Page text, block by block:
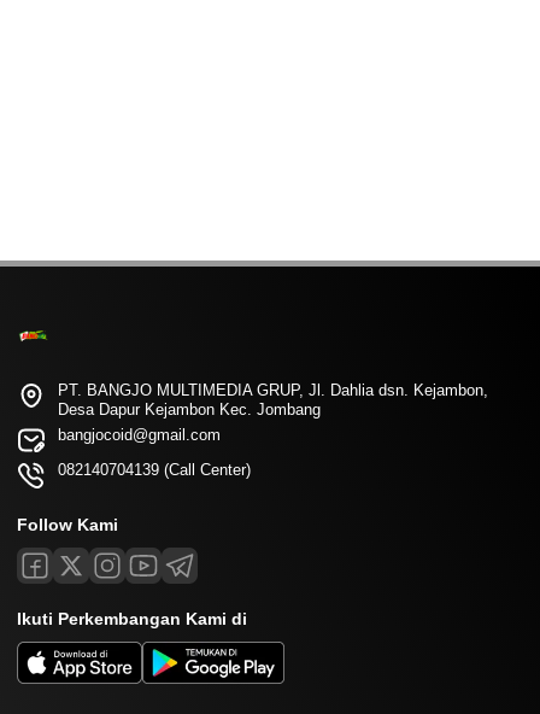
PT. BANGJO MULTIMEDIA GRUP, Jl. Dahlia dsn. Kejambon,
Desa Dapur Kejambon Kec. Jombang
bangjocoid@gmail.com
082140704139 (Call Center)
Follow Kami
Ikuti Perkembangan Kami di